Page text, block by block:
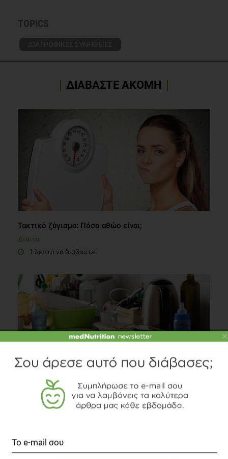
TOPICS
ΔΙΑΤΡΟΦΙΚΕΣ ΣΥΝΗΘΕΙΕΣ
ΔΙΑΒΑΣΤΕ ΑΚΟΜΗ
Τακτικό ζύγισμα: Πόσο αθώο είναι;
Δίαιτα
1 λεπτό να διαβαστεί
Όταν η ακατάστατη κουζίνα μας παχαίνει!
Συστάσεις Διατροφής
×